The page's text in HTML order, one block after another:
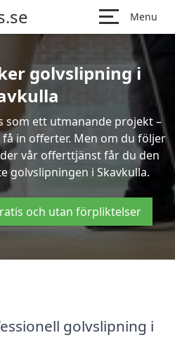
Menu
golvslipning i
som ett utmanande projekt –
in offerter. Men om du följer
vår offerttjänst får du den
golvslipningen i Skavkulla.
och utan förpliktelser
golvslipning i